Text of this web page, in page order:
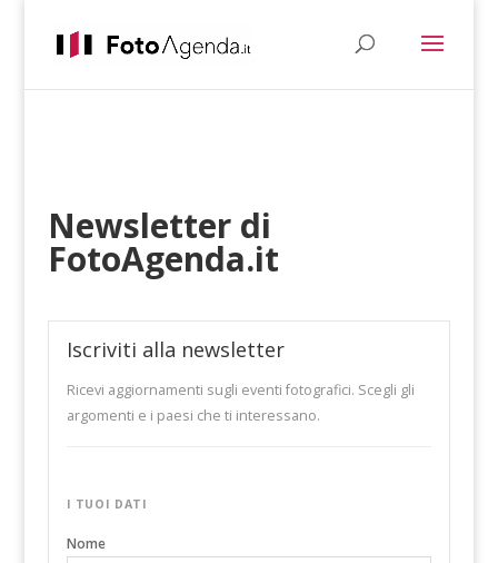
Newsletter di
FotoAgenda.it
Iscriviti alla newsletter
Ricevi aggiornamenti sugli eventi fotografici. Scegli gli
argomenti e i paesi che ti interessano.
I TUOI DATI
Nome